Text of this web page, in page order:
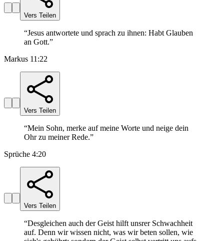
Vers Teilen
“Jesus antwortete und sprach zu ihnen: Habt Glauben
an Gott.”
Markus 11:22
Vers Teilen
“Mein Sohn, merke auf meine Worte und neige dein
Ohr zu meiner Rede.”
Sprüche 4:20
Vers Teilen
“Desgleichen auch der Geist hilft unsrer Schwachheit
auf. Denn wir wissen nicht, was wir beten sollen, wie